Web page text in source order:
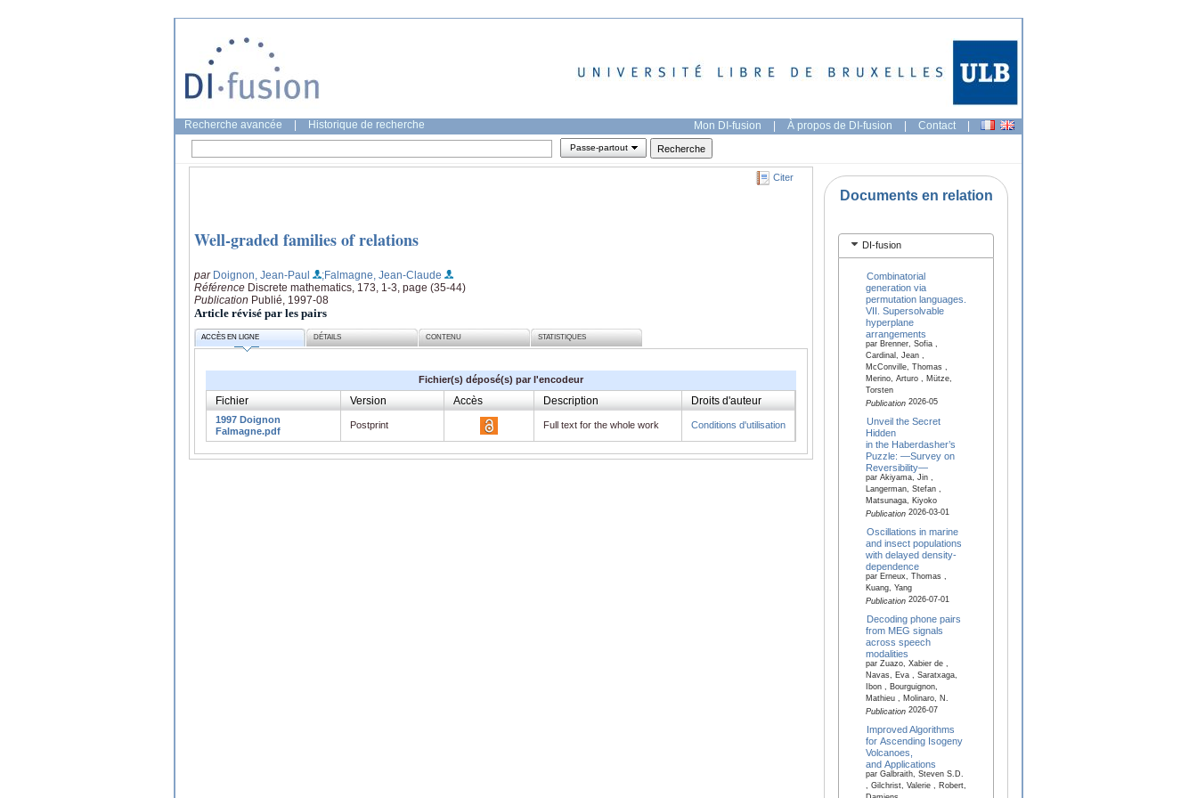
Recherche avancée Historique de recherche Mon DI-fusion | À propos de DI-fusion | Contact |
Passe-partout
Citer
Well-graded families of relations
par Doignon, Jean-Paul
;Falmagne, Jean-Claude
Référence Discrete mathematics, 173, 1-3, page (35-44)
Publication Publié, 1997-08
Article révisé par les pairs
ACCÈS EN LIGNE DÉTAILS CONTENU STATISTIQUES
Fichier(s) déposé(s) par l'encodeur
Fichier Version Accès Description Droits d'auteur
1997 Doignon
Falmagne.pdf
Postprint Full text for the whole work Conditions d'utilisation
Documents en relation
DI-fusion
Combinatorial
generation via
permutation languages.
VII. Supersolvable
hyperplane
arrangements
par Brenner, Sofia ,
Cardinal, Jean ,
McConville, Thomas ,
Merino, Arturo , Mütze,
Torsten
Publication2026-05
Unveil the Secret
Hidden
in the Haberdasher’s
Puzzle: —Survey on
Reversibility—
par Akiyama, Jin ,
Langerman, Stefan ,
Matsunaga, Kiyoko
Publication2026-03-01
Oscillations in marine
and insect populations
with delayed density-
dependence
par Erneux, Thomas ,
Kuang, Yang
Publication2026-07-01
Decoding phone pairs
from MEG signals
across speech
modalities
par Zuazo, Xabier de ,
Navas, Eva , Saratxaga,
Ibon , Bourguignon,
Mathieu , Molinaro, N.
Publication2026-07
Improved Algorithms
for Ascending Isogeny
Volcanoes,
and Applications
par Galbraith, Steven S.D.
, Gilchrist, Valerie , Robert,